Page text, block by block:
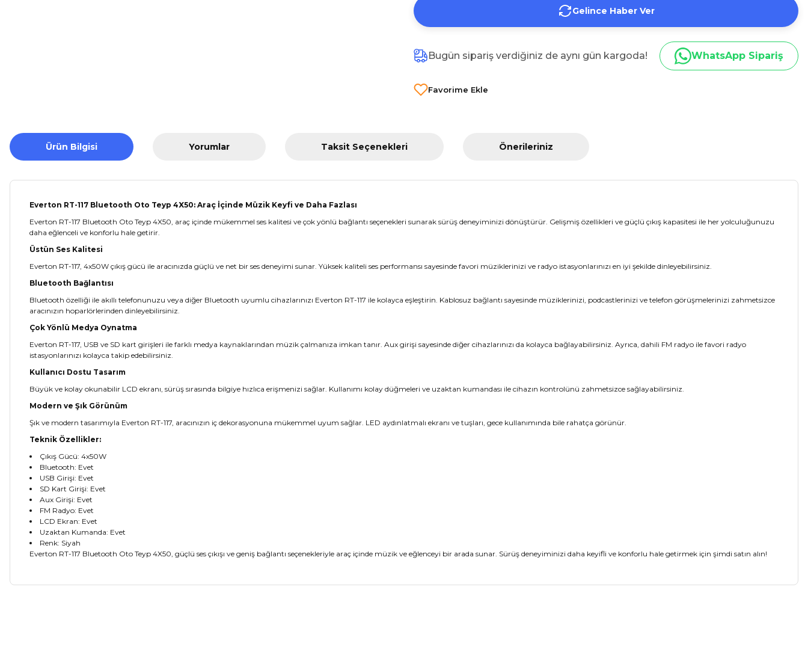
Gelince Haber Ver
Bugün sipariş verdiğiniz de aynı gün kargoda! WhatsApp Sipariş
Ürün Bilgisi Yorumlar Taksit Seçenekleri Önerileriniz
Everton RT-117 Bluetooth Oto Teyp 4X50: Araç İçinde Müzik Keyfi ve Daha Fazlası
Everton RT-117 Bluetooth Oto Teyp 4X50, araç içinde mükemmel ses kalitesi ve çok yönlü bağlantı seçenekleri sunarak sürüş deneyiminizi dönüştürür. Gelişmiş özellikleri ve güçlü çıkış kapasitesi ile her yolculuğunuzu
daha eğlenceli ve konforlu hale getirir.
Üstün Ses Kalitesi
Everton RT-117, 4x50W çıkış gücü ile aracınızda güçlü ve net bir ses deneyimi sunar. Yüksek kaliteli ses performansı sayesinde favori müziklerinizi ve radyo istasyonlarınızı en iyi şekilde dinleyebilirsiniz.
Bluetooth Bağlantısı
Bluetooth özelliği ile akıllı telefonunuzu veya diğer Bluetooth uyumlu cihazlarınızı Everton RT-117 ile kolayca eşleştirin. Kablosuz bağlantı sayesinde müziklerinizi, podcastlerinizi ve telefon görüşmelerinizi zahmetsizce
aracınızın hoparlörlerinden dinleyebilirsiniz.
Çok Yönlü Medya Oynatma
Everton RT-117, USB ve SD kart girişleri ile farklı medya kaynaklarından müzik çalmanıza imkan tanır. Aux girişi sayesinde diğer cihazlarınızı da kolayca bağlayabilirsiniz. Ayrıca, dahili FM radyo ile favori radyo
istasyonlarınızı kolayca takip edebilirsiniz.
Kullanıcı Dostu Tasarım
Büyük ve kolay okunabilir LCD ekranı, sürüş sırasında bilgiye hızlıca erişmenizi sağlar. Kullanımı kolay düğmeleri ve uzaktan kumandası ile cihazın kontrolünü zahmetsizce sağlayabilirsiniz.
Modern ve Şık Görünüm
Şık ve modern tasarımıyla Everton RT-117, aracınızın iç dekorasyonuna mükemmel uyum sağlar. LED aydınlatmalı ekranı ve tuşları, gece kullanımında bile rahatça görünür.
Teknik Özellikler:
Çıkış Gücü: 4x50W
Bluetooth: Evet
USB Girişi: Evet
SD Kart Girişi: Evet
Aux Girişi: Evet
FM Radyo: Evet
LCD Ekran: Evet
Uzaktan Kumanda: Evet
Renk: Siyah
Everton RT-117 Bluetooth Oto Teyp 4X50, güçlü ses çıkışı ve geniş bağlantı seçenekleriyle araç içinde müzik ve eğlenceyi bir arada sunar. Sürüş deneyiminizi daha keyifli ve konforlu hale getirmek için şimdi satın alın!